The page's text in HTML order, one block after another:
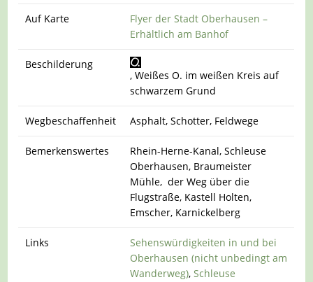
Auf Karte
Flyer der Stadt Oberhausen –
Erhältlich am Banhof
Beschilderung
, Weißes O. im weißen Kreis auf
schwarzem Grund
Wegbeschaffenheit Asphalt, Schotter, Feldwege
Bemerkenswertes
Rhein-Herne-Kanal, Schleuse
Oberhausen, Braumeister
Mühle, der Weg über die
Flugstraße, Kastell Holten,
Emscher, Karnickelberg
Links
Sehenswürdigkeiten in und bei
Oberhausen (nicht unbedingt am
Wanderweg),Schleuse